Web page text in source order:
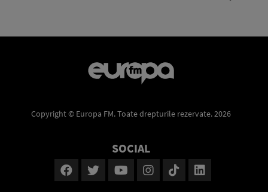
Copyright © Europa FM. Toate drepturile rezervate. 2026
SOCIAL